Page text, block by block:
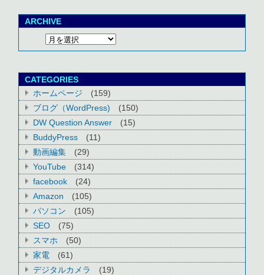
ARCHIVE
CATEGORIES
ホームページ
(159)
ブログ（WordPress)
(150)
DW Question Answer
(15)
BuddyPress
(11)
動画編集
(29)
YouTube
(314)
facebook
(24)
Amazon
(105)
パソコン
(105)
SEO
(75)
スマホ
(50)
家電
(61)
デジタルカメラ
(19)